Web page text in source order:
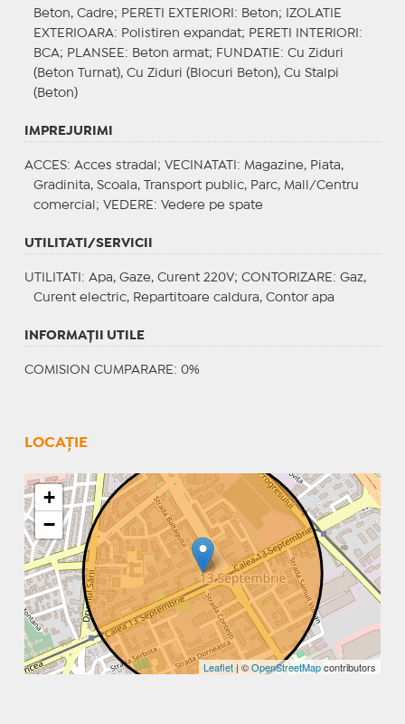
Beton, Cadre; PERETI EXTERIORI : Beton;
IZOLATIE
EXTERIOARA: Polistiren expandat; PERETI INTERIORI :
BCA; PLANSEE : Beton armat; FUNDATIE : Cu Ziduri
(Beton Turnat), Cu Ziduri (Blocuri Beton), Cu Stalpi
(Beton)
IMPREJURIMI
ACCES: Acces stradal; VECINATATI : Magazine, Piata,
Gradinita, Scoala, Transport public, Parc, Mall/Centru
comercial; VEDERE : Vedere pe spate
UTILITATI/SERVICII
UTILITATI : Apa, Gaze, Curent 220V; CONTORIZARE : Gaz,
Curent electric, Repartitoare caldura, Contor apa
INFORMAŢII UTILE
COMISION CUMPARARE: 0%
LOCAȚIE
+
−
Leaflet| ©OpenStreetMapcontributors